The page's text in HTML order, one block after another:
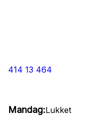
414 13 464
Mandag:Lukket